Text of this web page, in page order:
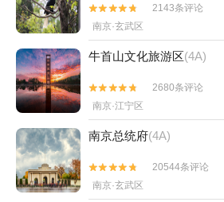


2143条评论
南京·玄武区
牛首山文化旅游区(4A)


2680条评论
南京·江宁区
南京总统府(4A)


20544条评论
南京·玄武区